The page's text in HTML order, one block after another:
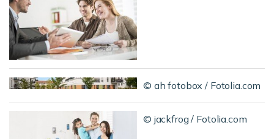
© ah fotobox / Fotolia.com
© jackfrog / Fotolia.com